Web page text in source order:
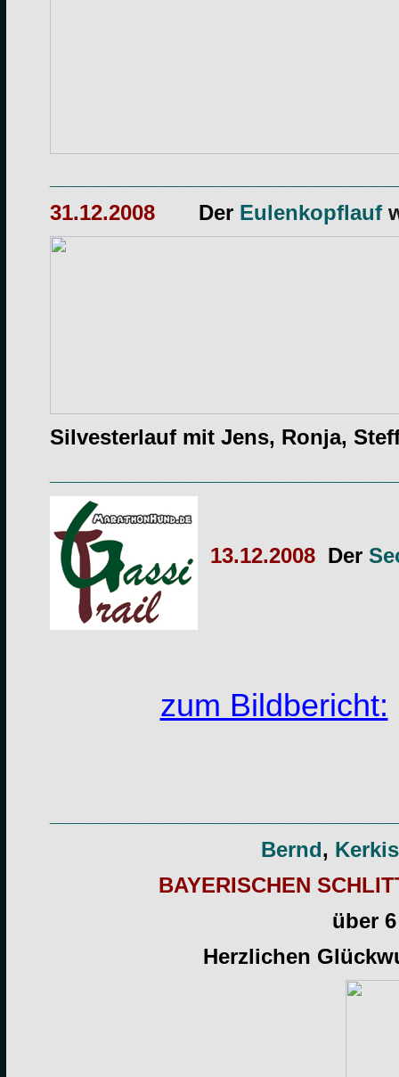
31.12.2008
Der Eulenkopflauf
Silvesterlauf mit Jens, Ronja,
13.12.2008Der
zum Bildbericht:
Bernd,
BAYERISCHEN
über
Herzlichen